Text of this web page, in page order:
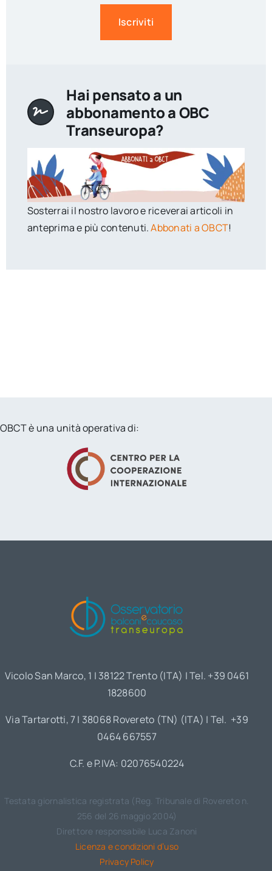
Iscriviti
Hai pensato a un
abbonamento a OBC
Transeuropa?
Sosterrai il nostro lavoro e riceverai articoli in
anteprima e più contenuti.Abbonati a OBCT!
OBCT è una unità operativa di:
Vicolo San Marco, 1 | 38122 Trento (ITA) | Tel. +39 0461
1828600
Via Tartarotti, 7 | 38068 Rovereto (TN) (ITA) | Tel. +39
0464 667557
C.F. e P.IVA: 02076540224
Testata giornalistica registrata (Reg. Tribunale di Rovereto n.
256 del 26 maggio 2004)
Direttore responsabile Luca Zanoni
Licenza e condizioni d’uso
Privacy Policy